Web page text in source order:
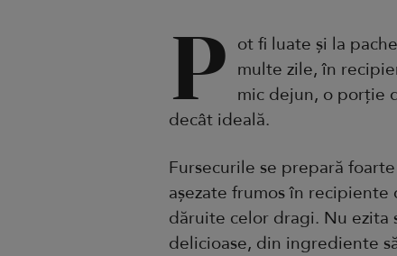
P ot fi luate și la
multe zile, în
mic dejun, o porție
decât ideală.
Fursecurile se prepară
așezate frumos în
dăruite celor dragi. Nu ezita
delicioase, din ingrediente